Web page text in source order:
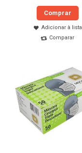
Comprar
Adicionar à lista
Comparar